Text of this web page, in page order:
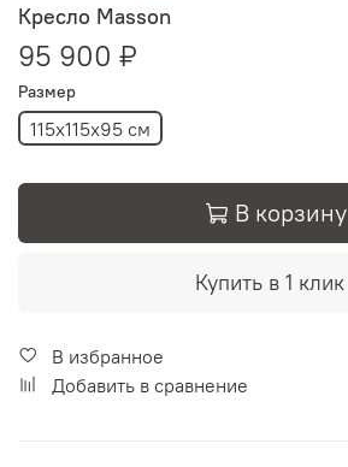
Кресло Masson
95 900 ₽
Размер
115х115х95 см
В корзину
Купить в 1 клик
В избранное
Добавить в сравнение